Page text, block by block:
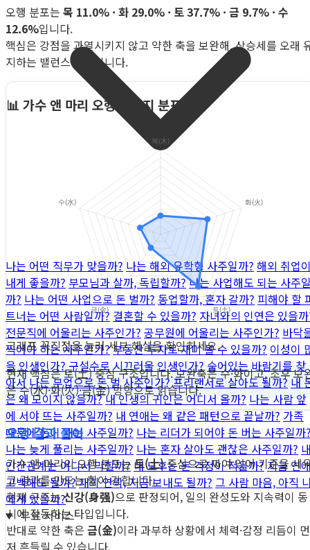
나는 어떤 직무가 맞을까? 나는 해외 유학형 사주일까? 해외 취업
내게 좋을까? 부모님과 살까, 독립할까?나는 사업해도 되는 사주
까? 나는 어떤 사업으로 돈 벌까?동업할까, 혼자 갈까? 피해야 할
트너는 어떤 사람일까? 결혼할 수 있을까? 자녀와의 인연은 있을
전문직에 어울리는 사주인가? 공무원에 어울리는 사주인가? 바닥
찍어야 하는 사주인가?부동산 투자로 재미 볼 수 있을까? 이성이
을 인생인가?구설수로 시끄러울 인생인가? 숨어있는 바람기를 찾
아서 나는 부업으로 돈 벌 사주인가? 프리랜서로 살아도 될까? 내
은 왜 모이지 않을까?내 인생의 귀인은 어디서 올까? 나는 사람 앞
에 서야 뜨는 사주일까?내 연애는 왜 같은 패턴으로 끝날까?가족
때문에 돈이 새는 사주일까? 나는 리더가 되어야 돈 버는 사주일까
나는 늦게 풀리는 사주일까? 나는 혼자 살아도 괜찮은 사주일까?
인간관계는 어디서 막힐까? 내 노후는 돈 걱정이 적을까? 지금 연
고백해도 될까?재회 연락, 지금 보내도 될까? 그 사람 마음, 아직
에게 있을까?
무료 서비스
오행 분포는 목 11.0% · 화 29.0% · 토 37.7% · 금 9.7% · 수
12.6%입니다.
핵심은 강점을 과열시키지 않고 약한 축을 보완해, 상승세를 오래
지하는 밸런스 운영입니다.
📊 가수 앤 마리 오행 에너지 분포
그래프 꼭짓점을 눌러 세부 해설을 확인하세요.
현재 핵심은 토(土) 중심 구조입니다. 보완축은 수·화이고, 조후 보
은 수(水)·화(火)·금(金) 방향으로 읽습니다.
오행 결과 풀이
가수 앤 마리의 오행 분포는 토(土)중심으로 짜여 있어 기준을 세
고 결과를 만드는 힘이 강합니다.
현재 구조는신강(身强)으로 판정되어, 일의 완성도와 지속력이 동
시에 작동하는 타입입니다.
반대로 약한 축은 금(金)이라 과부하 상황에서 체력·감정 리듬이 먼
저 흔들릴 수 있습니다.